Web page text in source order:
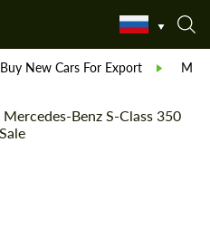
Buy New Cars For Export